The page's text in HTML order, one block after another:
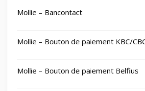
Mollie – Bancontact
Mollie – Bouton de paiement KBC/
Mollie – Bouton de paiement Belfius